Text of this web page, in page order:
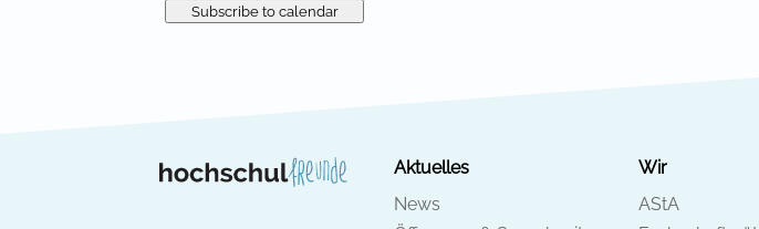
Subscribe to calendar
Aktuelles
News
Wir
AStA